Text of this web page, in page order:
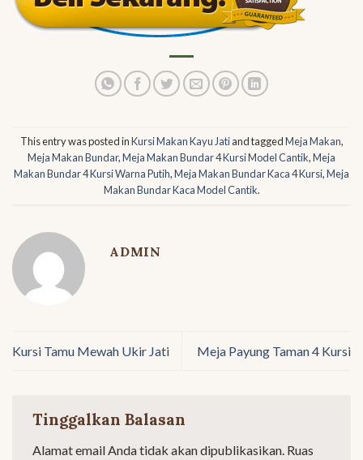
This entry was posted inKursi Makan Kayu Jatiand taggedMeja Makan,
Meja Makan Bundar,Meja Makan Bundar 4 Kursi Model Cantik,Meja
Makan Bundar 4 Kursi Warna Putih,Meja Makan Bundar Kaca 4 Kursi,Meja
Makan Bundar Kaca Model Cantik.
ADMIN
Kursi Tamu Mewah Ukir Jati Meja Payung Taman 4 Kursi
Tinggalkan Balasan
Alamat email Anda tidak akan dipublikasikan. Ruas